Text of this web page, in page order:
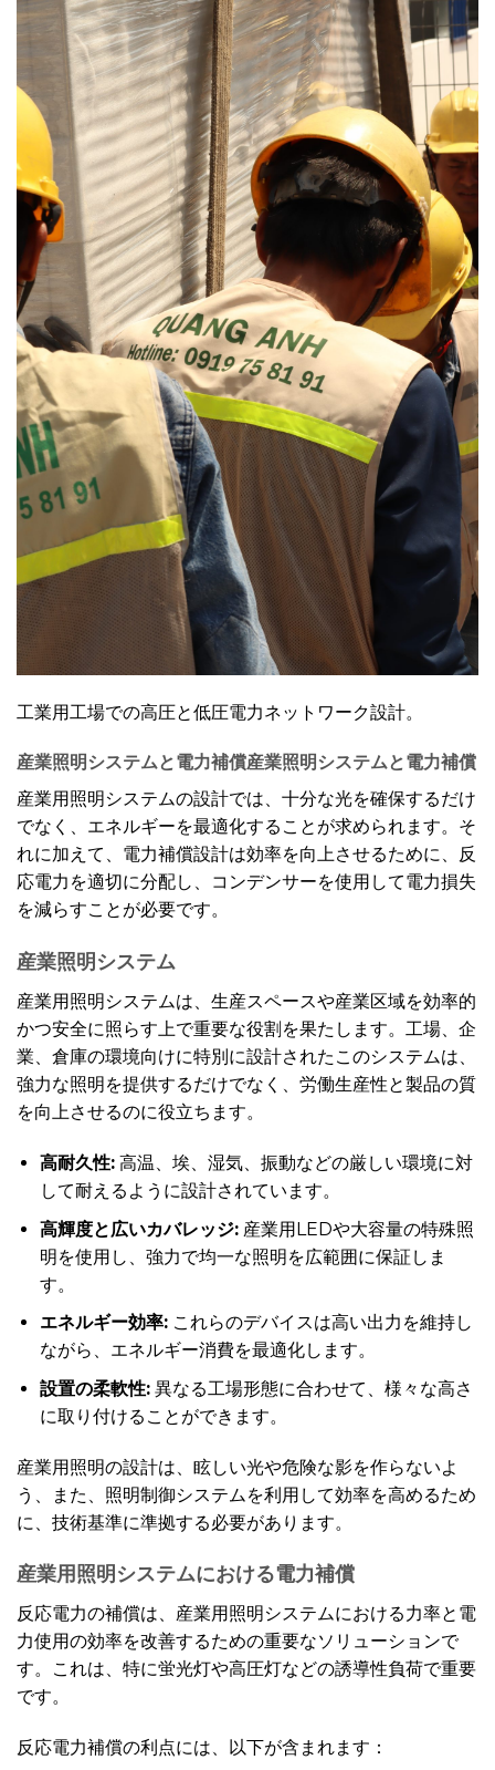
工業用工場での高圧と低圧電力ネットワーク設計。
産業照明システムと電力補償産業照明システムと電力補償
産業用照明システムの設計では、十分な光を確保するだけ
でなく、エネルギーを最適化することが求められます。そ
れに加えて、電力補償設計は効率を向上させるために、反
応電力を適切に分配し、コンデンサーを使用して電力損失
を減らすことが必要です。
産業照明システム
産業用照明システムは、生産スペースや産業区域を効率的
かつ安全に照らす上で重要な役割を果たします。工場、企
業、倉庫の環境向けに特別に設計されたこのシステムは、
強力な照明を提供するだけでなく、労働生産性と製品の質
を向上させるのに役立ちます。
高耐久性:高温、埃、湿気、振動などの厳しい環境に対
して耐えるように設計されています。
高輝度と広いカバレッジ:産業用LEDや大容量の特殊照
明を使用し、強力で均一な照明を広範囲に保証しま
す。
エネルギー効率:これらのデバイスは高い出力を維持し
ながら、エネルギー消費を最適化します。
設置の柔軟性:異なる工場形態に合わせて、様々な高さ
に取り付けることができます。
産業用照明の設計は、眩しい光や危険な影を作らないよ
う、また、照明制御システムを利用して効率を高めるため
に、技術基準に準拠する必要があります。
産業用照明システムにおける電力補償
反応電力の補償は、産業用照明システムにおける力率と電
力使用の効率を改善するための重要なソリューションで
す。これは、特に蛍光灯や高圧灯などの誘導性負荷で重要
です。
反応電力補償の利点には、以下が含まれます：